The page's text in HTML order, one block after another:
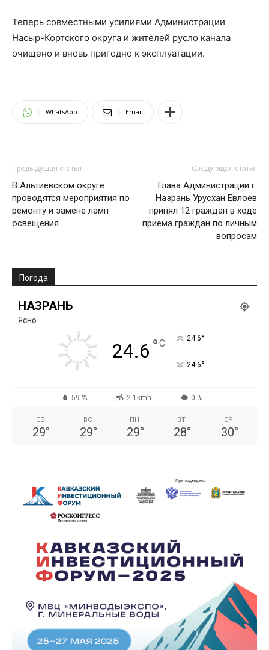
Теперь совместными усилиями Администрации
Насыр-Кортского округа и жителей русло канала
очищено и вновь пригодно к эксплуатации.
WhatsApp Email
Предыдущая статья
В Альтиевском округе
проводятся мероприятия по
ремонту и замене ламп
освещения.
Следующая статья
Глава Администрации г.
Назрань Урусхан Евлоев
принял 12 граждан в ходе
приема граждан по личным
вопросам
Погода
НАЗРАНЬ
Ясно
24.6 °C 24.6°
24.6°
59 % 2.1kmh 0 %
СБ
29°
ВС
29°
ПН
29°
ВТ
28°
СР
30°